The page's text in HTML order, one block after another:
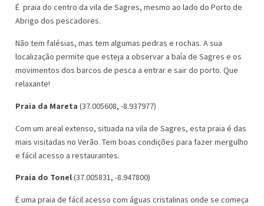
É praia do centro da vila de Sagres, mesmo ao lado do Porto de
Abrigo dos pescadores.
Não tem falésias, mas tem algumas pedras e rochas. A sua
localização permite que esteja a observar a baía de Sagres e os
movimentos dos barcos de pesca a entrar e sair do porto. Que
relaxante!
Praia da Mareta (37.005608, -8.937977)
Com um areal extenso, situada na vila de Sagres, esta praia é das
mais visitadas no Verão. Tem boas condições para fazer mergulho
e fácil acesso a restaurantes.
Praia do Tonel(37.005831, -8.947800)
É uma praia de fácil acesso com águas cristalinas onde se começa